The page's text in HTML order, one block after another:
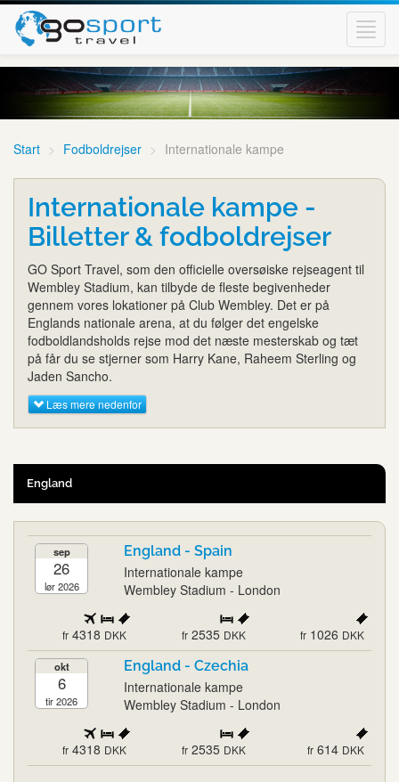
Start Fodboldrejser Internationale kampe
Internationale kampe -
Billetter & fodboldrejser
GO Sport Travel, som den officielle oversøiske rejseagent til
Wembley Stadium, kan tilbyde de fleste begivenheder
gennem vores lokationer på Club Wembley. Det er på
Englands nationale arena, at du følger det engelske
fodboldlandsholds rejse mod det næste mesterskab og tæt
på får du se stjerner som Harry Kane, Raheem Sterling og
Jaden Sancho.
Læs mere nedenfor
England
sep
26
lør 2026
England - Spain
Internationale kampe
Wembley Stadium - London
fr 4318 DKK fr 2535 DKK fr 1026 DKK
okt
6
tir 2026
England - Czechia
Internationale kampe
Wembley Stadium - London
fr 4318 DKK fr 2535 DKK fr 614 DKK